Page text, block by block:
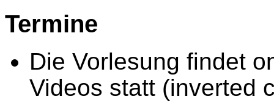
Termine
Die Vorlesung findet
Videos statt (inverted